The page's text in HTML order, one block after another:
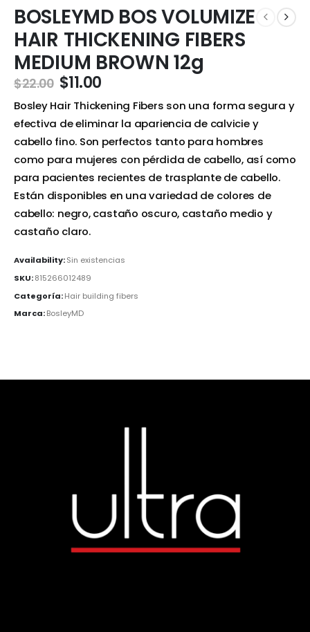
BOSLEYMD BOS VOLUMIZE
HAIR THICKENING FIBERS
MEDIUM BROWN 12g
$22.00 $11.00
Bosley Hair Thickening Fibers son una forma segura y
efectiva de eliminar la apariencia de calvicie y
cabello fino. Son perfectos tanto para hombres
como para mujeres con pérdida de cabello, así como
para pacientes recientes de trasplante de cabello.
Están disponibles en una variedad de colores de
cabello: negro, castaño oscuro, castaño medio y
castaño claro.
Availability:Sin existencias
SKU:815266012489
Categoría:Hair building fibers
Marca:BosleyMD